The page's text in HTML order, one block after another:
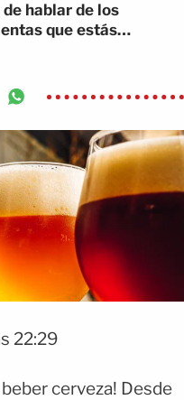
hablar de los
que estás
un (...)
22:29
cerveza! Desde